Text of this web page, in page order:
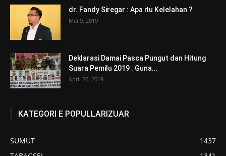
dr. Fandy Siregar : Apa itu Kelelahan ?
Mei 9, 2019
Deklarasi Damai Pasca Pungut dan Hitung
Suara Pemilu 2019 : Guna...
April 26, 2019
KATEGORI E POPULLARIZUAR
SUMUT
1437